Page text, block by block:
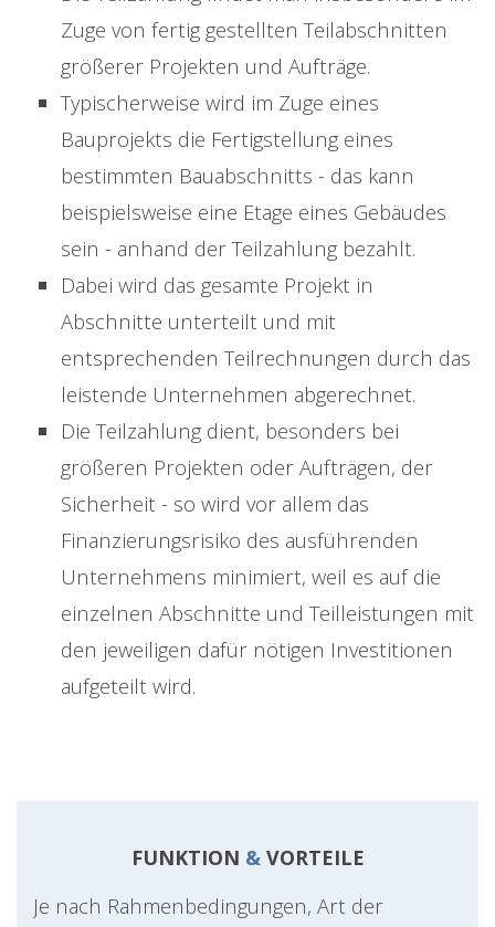
Zuge von fertig gestellten Teilabschnitten
größerer Projekten und Aufträge.
Typischerweise wird im Zuge eines
Bauprojekts die Fertigstellung eines
bestimmten Bauabschnitts - das kann
beispielsweise eine Etage eines Gebäudes
sein - anhand der Teilzahlung bezahlt.
Dabei wird das gesamte Projekt in
Abschnitte unterteilt und mit
entsprechenden Teilrechnungen durch das
leistende Unternehmen abgerechnet.
Die Teilzahlung dient, besonders bei
größeren Projekten oder Aufträgen, der
Sicherheit - so wird vor allem das
Finanzierungsrisiko des ausführenden
Unternehmens minimiert, weil es auf die
einzelnen Abschnitte und Teilleistungen mit
den jeweiligen dafür nötigen Investitionen
aufgeteilt wird.
FUNKTION & VORTEILE
Je nach Rahmenbedingungen, Art der